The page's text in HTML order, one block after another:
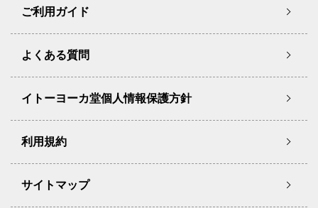
ご利用ガイド
よくある質問
イトーヨーカ堂個人情報保護方針
利用規約
サイトマップ